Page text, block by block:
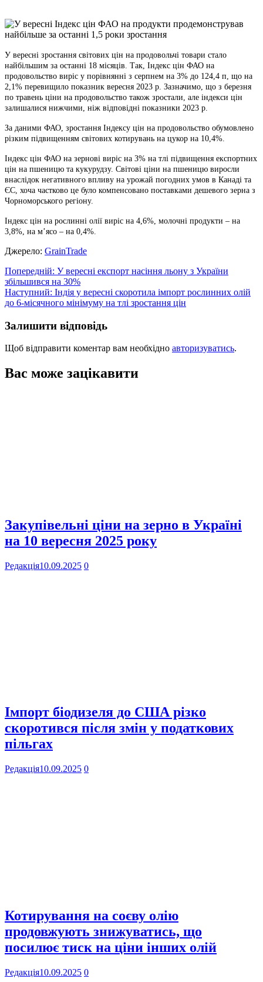
Link
Print
У вересні зростання світових цін на продовольчі товари стало
найбільшим за останні 18 місяців. Так, Індекс цін ФАО на
продовольство виріс у порівнянні з серпнем на 3% до 124,4 п, що на
2,1% перевищило показник вересня 2023 р. Зазначимо, що з березня
по травень ціни на продовольство також зростали, але індекси цін
залишалися нижчими, ніж відповідні показники 2023 р.
За даними ФАО, зростання Індексу цін на продовольство обумовлено
різким підвищенням світових котирувань на цукор на 10,4%.
Індекс цін ФАО на зернові виріс на 3% на тлі підвищення експортних
цін на пшеницю та кукурудзу. Світові ціни на пшеницю виросли
внаслідок негативного впливу на урожай погодних умов в Канаді та
ЄС, хоча частково це було компенсовано поставками дешевого зерна з
Чорноморського регіону.
Індекс цін на рослинні олії виріс на 4,6%, молочні продукти – на
3,8%, на м’ясо – на 0,4%.
Джерело: GrainTrade
Навігація
записів
Попередній: У вересні експорт насіння льону з України
збільшився на 30%
Наступний: Індія у вересні скоротила імпорт рослинних олій
до 6-місячного мінімуму на тлі зростання цін
Залишити відповідь
Щоб відправити коментар вам необхідно авторизуватись.
Вас може зацікавити
Закупівельні ціни на зерно в Україні
на 10 вересня 2025 року
Редакція10.09.2025 0
Імпорт біодизеля до США різко
скоротився після змін у податкових
пільгах
Редакція10.09.2025 0
Котирування на соєву олію
продовжують знижуватись, що
посилює тиск на ціни інших олій
Редакція10.09.2025 0